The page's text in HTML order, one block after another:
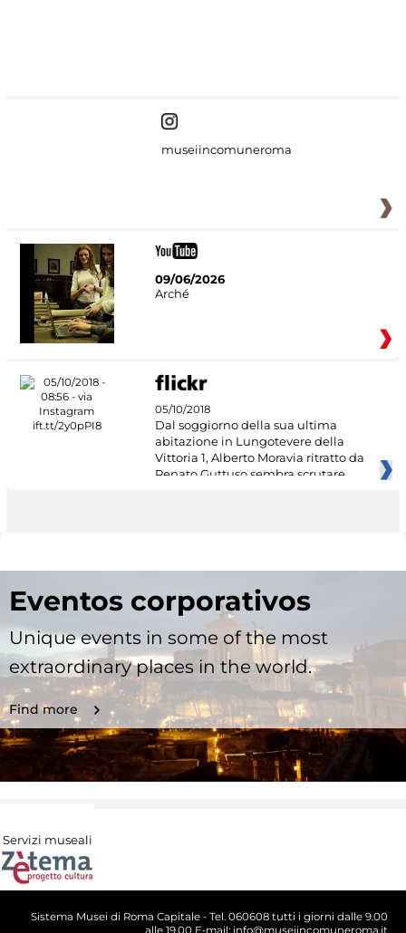
museiincomuneroma
09/06/2026
Arché
05/10/2018
Dal soggiorno della sua ultima
abitazione in Lungotevere della
Vittoria 1, Alberto Moravia ritratto da
Renato Guttuso sembra scrutare
Eventos corporativos
Unique events in some of the most
extraordinary places in the world.
Find more
Servizi museali
Sistema Musei di Roma Capitale - Tel. 060608 tutti i giorni dalle 9.00